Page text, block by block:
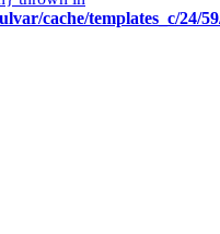
cache/templates_c/24/